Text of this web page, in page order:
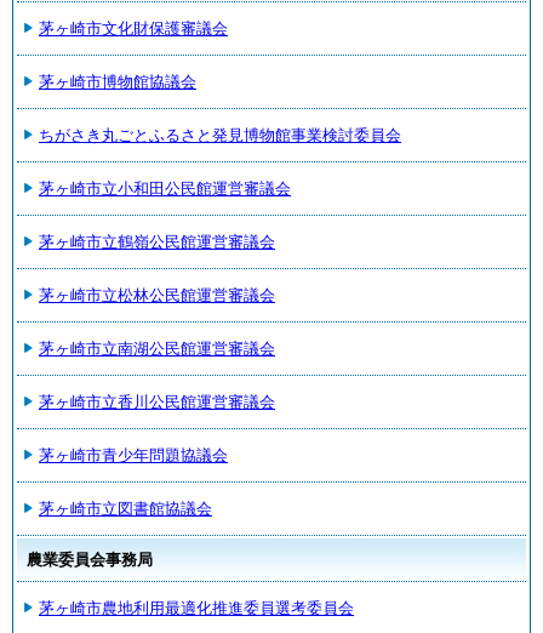
茅ヶ崎市文化財保護審議会
茅ヶ崎市博物館協議会
ちがさき丸ごとふるさと発見博物館事業検討委員会
茅ヶ崎市立小和田公民館運営審議会
茅ヶ崎市立鶴嶺公民館運営審議会
茅ヶ崎市立松林公民館運営審議会
茅ヶ崎市立南湖公民館運営審議会
茅ヶ崎市立香川公民館運営審議会
茅ヶ崎市青少年問題協議会
茅ヶ崎市立図書館協議会
農業委員会事務局
茅ヶ崎市農地利用最適化推進委員選考委員会